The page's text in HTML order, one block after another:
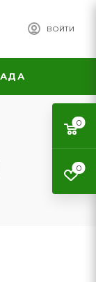
ВОЙТИ
0
0